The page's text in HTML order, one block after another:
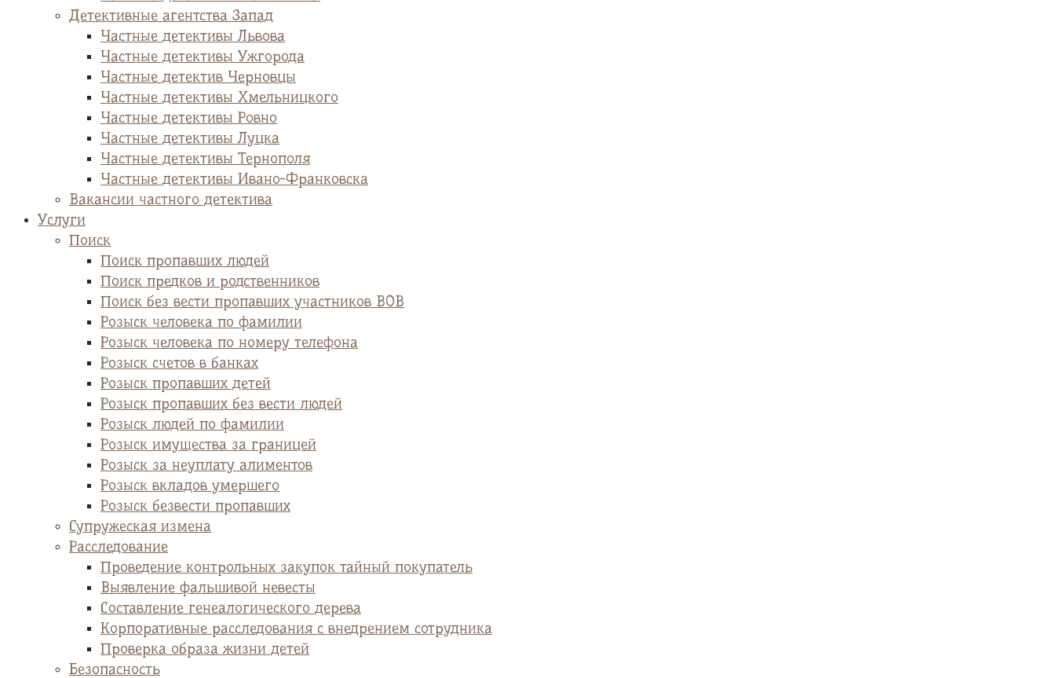
Детективные агентства Запад
Частные детективы Львова
Частные детективы Ужгорода
Частные детектив Черновцы
Частные детективы Хмельницкого
Частные детективы Ровно
Частные детективы Луцка
Частные детективы Тернополя
Частные детективы Ивано-Франковска
Вакансии частного детектива
Услуги
Поиск
Поиск пропавших людей
Поиск предков и родственников
Поиск без вести пропавших участников ВОВ
Розыск человека по фамилии
Розыск человека по номеру телефона
Розыск счетов в банках
Розыск пропавших детей
Розыск пропавших без вести людей
Розыск людей по фамилии
Розыск имущества за границей
Розыск за неуплату алиментов
Розыск вкладов умершего
Розыск безвести пропавших
Супружеская измена
Расследование
Проведение контрольных закупок тайный покупатель
Выявление фальшивой невесты
Cоставление генеалогического дерева
Корпоративные расследования с внедрением сотрудника
Проверка образа жизни детей
Безопасность